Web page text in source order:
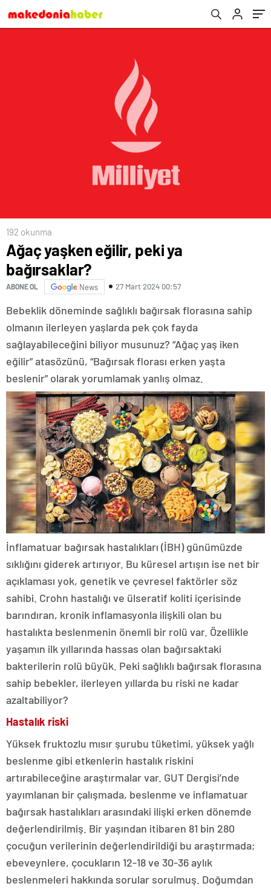
192 okunma
Ağaç yaşken eğilir, peki ya
bağırsaklar?
ABONE OL News 27 Mart 2024 00:57
Bebeklik döneminde sağlıklı bağırsak florasına sahip
olmanın ilerleyen yaşlarda pek çok fayda
sağlayabileceğini biliyor musunuz? “Ağaç yaş iken
eğilir” atasözünü, “Bağırsak florası erken yaşta
beslenir” olarak yorumlamak yanlış olmaz.
İnflamatuar bağırsak hastalıkları (İBH) günümüzde
sıklığını giderek artırıyor. Bu küresel artışın ise net bir
açıklaması yok, genetik ve çevresel faktörler söz
sahibi. Crohn hastalığı ve ülseratif koliti içerisinde
barındıran, kronik inflamasyonla ilişkili olan bu
hastalıkta beslenmenin önemli bir rolü var. Özellikle
yaşamın ilk yıllarında hassas olan bağırsaktaki
bakterilerin rolü büyük. Peki sağlıklı bağırsak florasına
sahip bebekler, ilerleyen yıllarda bu riski ne kadar
azaltabiliyor?
Hastalık riski
Yüksek fruktozlu mısır şurubu tüketimi, yüksek yağlı
beslenme gibi etkenlerin hastalık riskini
artırabileceğine araştırmalar var. GUT Dergisi’nde
yayımlanan bir çalışmada, beslenme ve inflamatuar
bağırsak hastalıkları arasındaki ilişki erken dönemde
değerlendirilmiş. Bir yaşından itibaren 81 bin 280
çocuğun verilerinin değerlendirildiği bu araştırmada;
ebeveynlere, çocukların 12-18 ve 30-36 aylık
beslenmeleri hakkında sorular sorulmuş. Doğumdan